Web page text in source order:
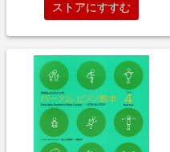
ストアにすすむ